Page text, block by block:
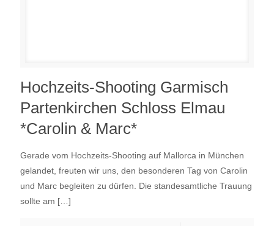
Hochzeits-Shooting Garmisch
Partenkirchen Schloss Elmau
*Carolin & Marc*
Gerade vom Hochzeits-Shooting auf Mallorca in München
gelandet, freuten wir uns, den besonderen Tag von Carolin
und Marc begleiten zu dürfen. Die standesamtliche Trauung
sollte am […]